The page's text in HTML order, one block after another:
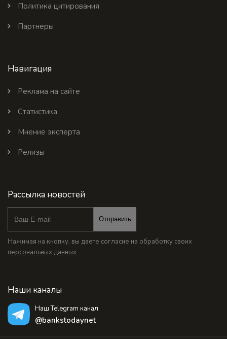
Политика цитирования
Партнеры
Навигация
Реклама на сайте
Статистика
Мнение эксперта
Релизы
Рассылка новостей
Отправить
Нажимая на кнопку, вы даете согласие на обработку своих
персональных данных
Наши каналы
Наш Telegram канал
@bankstodaynet